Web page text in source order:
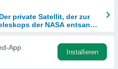
private Satellit, der zur
der NASA entsandt
App
Installieren